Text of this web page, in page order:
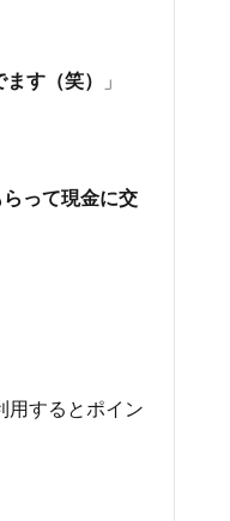
す（笑） 」
って現金に交
用するとポイン